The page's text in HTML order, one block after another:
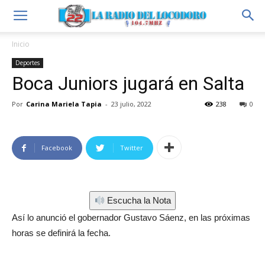
Inicio
Deportes
Boca Juniors jugará en Salta
Por Carina Mariela Tapia - 23 julio, 2022 0
238
Facebook Twitter
Escucha la Nota
Así lo anunció el gobernador Gustavo Sáenz, en las próximas
horas se definirá la fecha.